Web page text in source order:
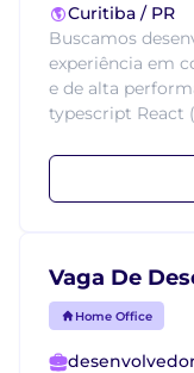
Curitiba / PR
Buscamos
experiência em
e de alta
typescript React
Vaga De
Home Office